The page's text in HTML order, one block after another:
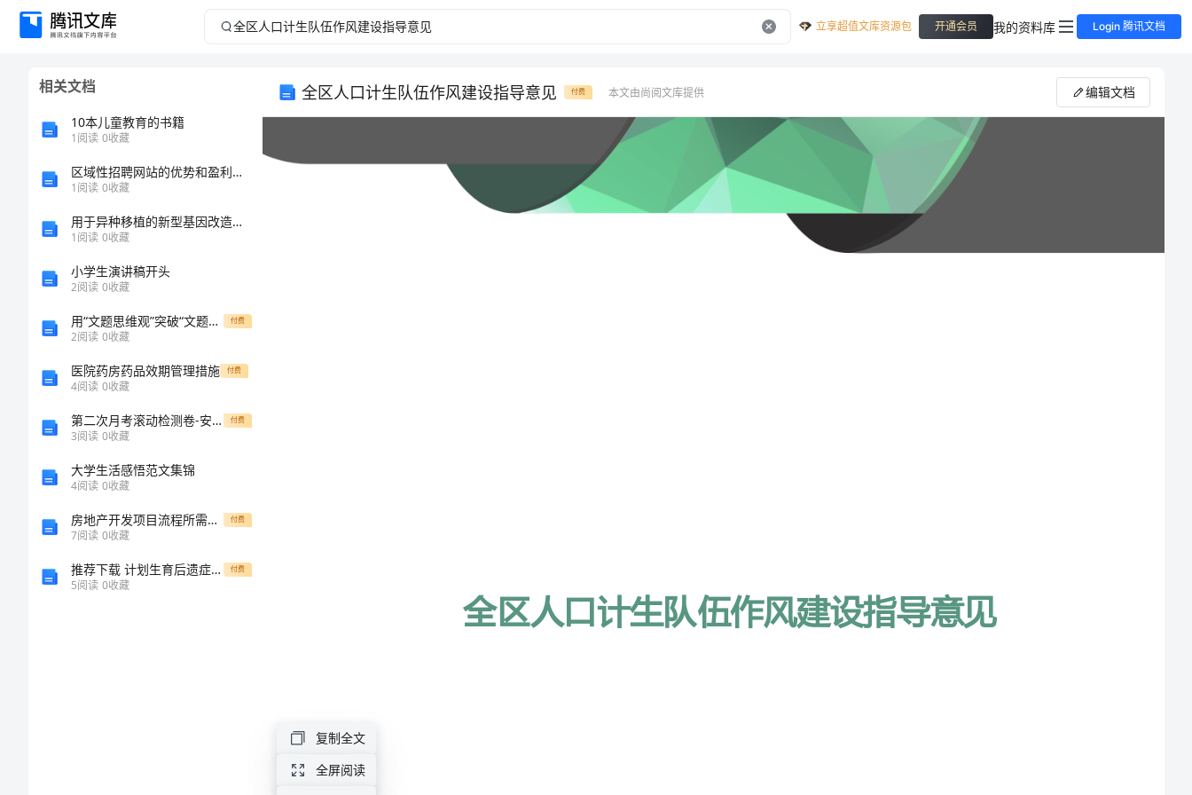
全
立享超值文库资源包 开通会员 我的资料库 Login 腾讯文档
相关文档
10本儿童教育的书籍
1阅读 0收藏
区域性招聘网站的优势和盈利模式以及前景分析
1阅读 0收藏
用于异种移植的新型基因改造猪的构建
1阅读 0收藏
小学生演讲稿开头
2阅读 0收藏
用“文题思维观”突破“文题常识观”[范文模版][修改版] 付费
2阅读 0收藏
医院药房药品效期管理措施 付费
4阅读 0收藏
第二次月考滚动检测卷-安徽合肥市庐江县二中物理八年级下册期末考试同步测评试卷 付费
3阅读 0收藏
大学生活感悟范文集锦
4阅读 0收藏
房地产开发项目流程所需材料一览 付费
7阅读 0收藏
推荐下载 计划生育后遗症鉴定 付费
5阅读 0收藏
全区人口计生队伍作风建设指导意见 付费 本文由尚阅文库提供 编辑文档
复制全文
全屏阅读